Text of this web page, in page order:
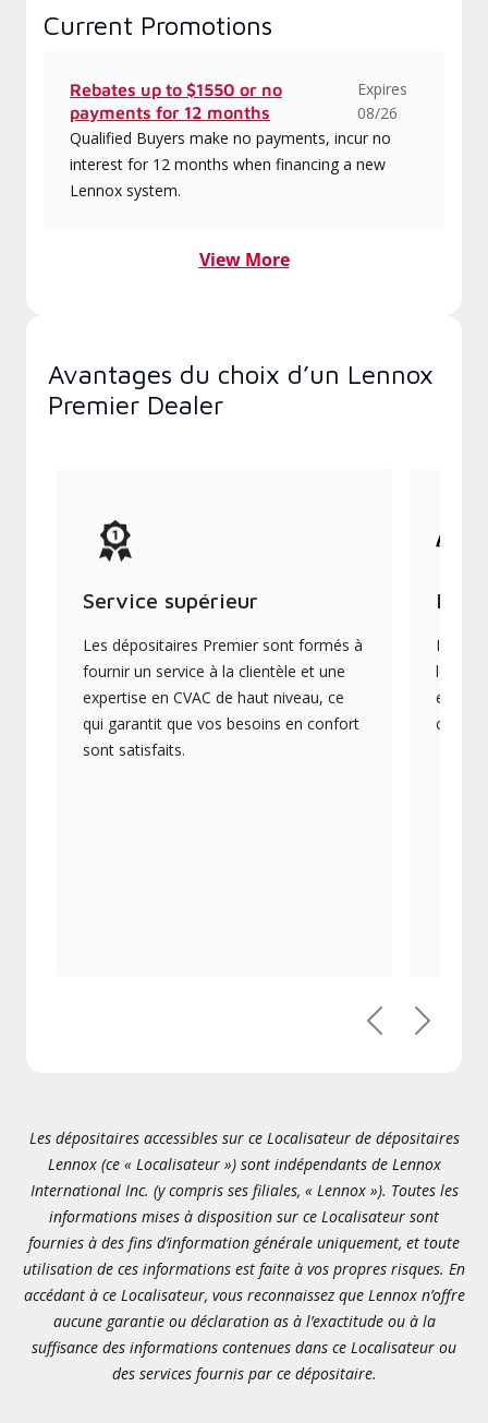
Current Promotions
Rebates up to $1550 or no
payments for 12 months
Expires
08/26
Qualified Buyers make no payments, incur no
interest for 12 months when financing a new
Lennox system.
View More
Avantages du choix d’un Lennox
Premier Dealer
Service supérieur
Les dépositaires Premier sont formés à
fournir un service à la clientèle et une
expertise en CVAC de haut niveau, ce
qui garantit que vos besoins en confort
sont satisfaits.
Ils
les
en
PrécédentSuivant
Les dépositaires accessibles sur ce Localisateur de dépositaires
Lennox (ce « Localisateur ») sont indépendants de Lennox
International Inc. (y compris ses filiales, « Lennox »). Toutes les
informations mises à disposition sur ce Localisateur sont
fournies à des fins d’information générale uniquement, et toute
utilisation de ces informations est faite à vos propres risques. En
accédant à ce Localisateur, vous reconnaissez que Lennox n’offre
aucune garantie ou déclaration as à l’exactitude ou à la
suffisance des informations contenues dans ce Localisateur ou
des services fournis par ce dépositaire.